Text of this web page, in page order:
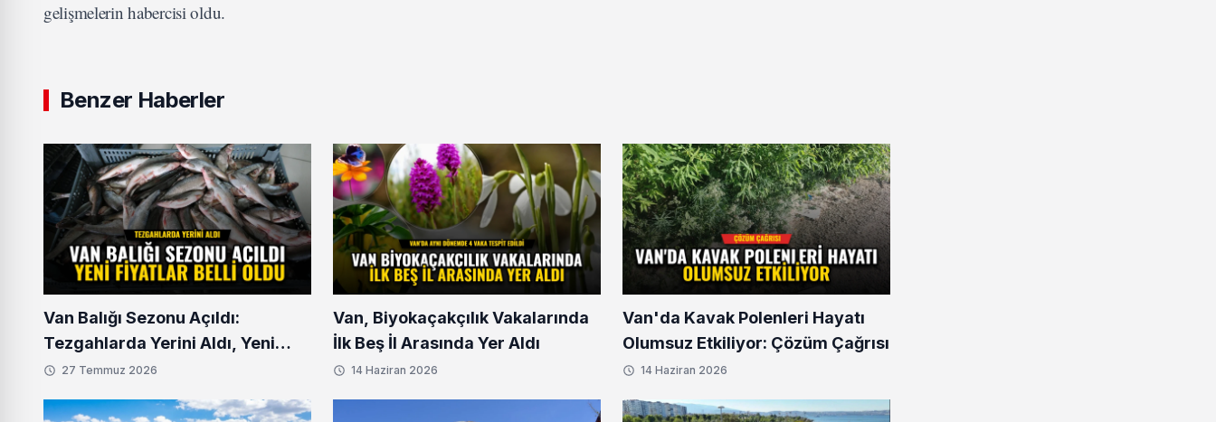
gelişmelerin habercisi oldu.
Benzer Haberler
Van Balığı Sezonu Açıldı:
Tezgahlarda Yerini Aldı, Yeni
Fiyatlar Belli Oldu
27 Temmuz 2026
Van, Biyokaçakçılık Vakalarında
İlk Beş İl Arasında Yer Aldı
14 Haziran 2026
Van'da Kavak Polenleri Hayatı
Olumsuz Etkiliyor: Çözüm Çağrısı
14 Haziran 2026